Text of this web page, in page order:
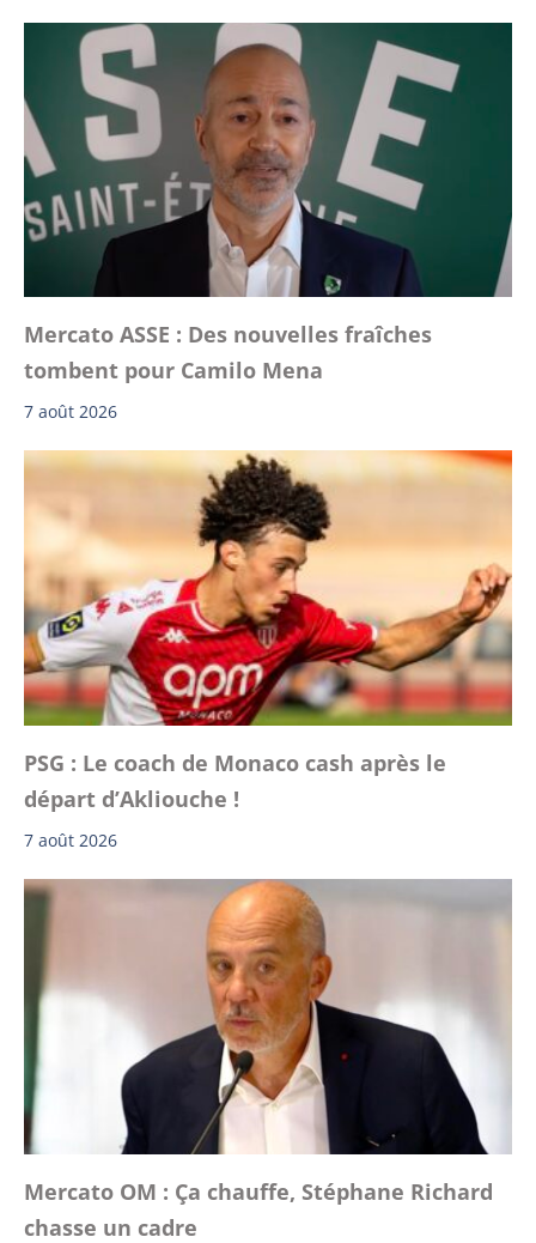
Mercato ASSE : Des nouvelles fraîches
tombent pour Camilo Mena
7 août 2026
PSG : Le coach de Monaco cash après le
départ d’Akliouche !
7 août 2026
Mercato OM : Ça chauffe, Stéphane Richard
chasse un cadre